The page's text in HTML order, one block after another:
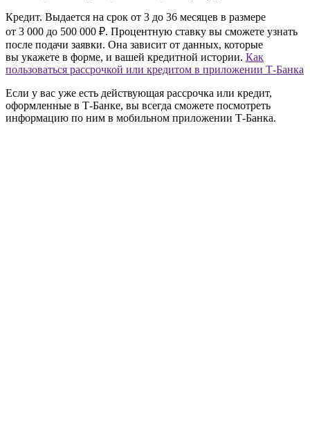
Кредит. Выдается на срок от 3 до 36 месяцев в размере
от 3 000 до 500 000 ₽. Процентную ставку вы сможете узнать
после подачи заявки. Она зависит от данных, которые
вы укажете в форме, и вашей кредитной истории. Как
пользоваться рассрочкой или кредитом в приложении Т‑Банка
Если у вас уже есть действующая рассрочка или кредит,
оформленные в Т‑Банке, вы всегда сможете посмотреть
информацию по ним в мобильном приложении Т‑Банка.